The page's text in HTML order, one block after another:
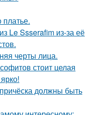
платье.
Le Ssserafim из-за её
черты лица.
стоит целая
должны быть